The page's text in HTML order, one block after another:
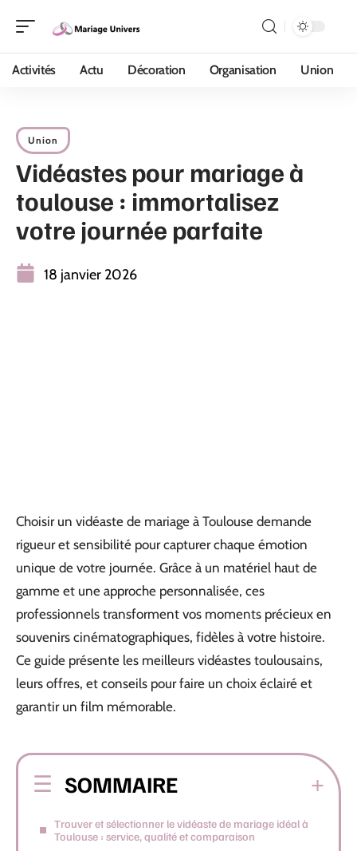
Activités Actu Décoration Organisation Union
Union
Vidéastes pour mariage à
toulouse : immortalisez
votre journée parfaite
18 janvier 2026
Choisir un vidéaste de mariage à Toulouse demande
rigueur et sensibilité pour capturer chaque émotion
unique de votre journée. Grâce à un matériel haut de
gamme et une approche personnalisée, ces
professionnels transforment vos moments précieux en
souvenirs cinématographiques, fidèles à votre histoire.
Ce guide présente les meilleurs vidéastes toulousains,
leurs offres, et conseils pour faire un choix éclairé et
garantir un film mémorable.
SOMMAIRE
Trouver et sélectionner le vidéaste de mariage idéal à
Toulouse : service, qualité et comparaison